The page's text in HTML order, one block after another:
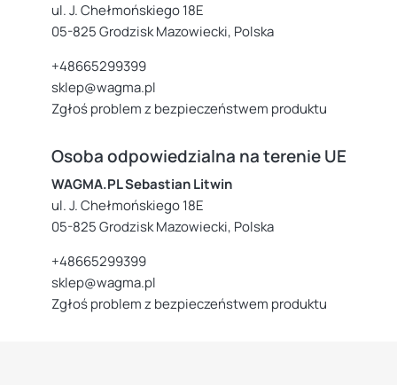
ul. J. Chełmońskiego 18E
05-825 Grodzisk Mazowiecki, Polska
+48665299399
sklep@wagma.pl
Zgłoś problem z bezpieczeństwem produktu
Osoba odpowiedzialna na terenie UE
WAGMA.PL Sebastian Litwin
ul. J. Chełmońskiego 18E
05-825 Grodzisk Mazowiecki, Polska
+48665299399
sklep@wagma.pl
Zgłoś problem z bezpieczeństwem produktu